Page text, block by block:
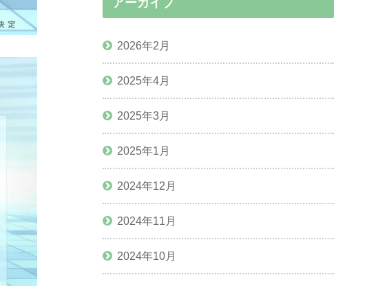
アーカイブ
2026年2月
2025年4月
2025年3月
2025年1月
2024年12月
2024年11月
2024年10月